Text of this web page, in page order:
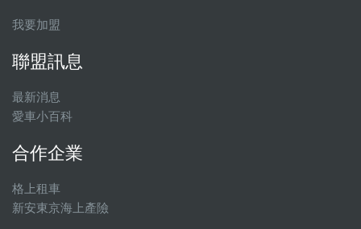
我要加盟
聯盟訊息
最新消息
愛車小百科
合作企業
格上租車
新安東京海上產險